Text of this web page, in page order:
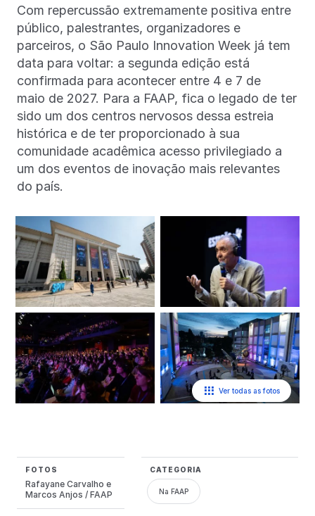
Com repercussão extremamente positiva entre
público, palestrantes, organizadores e
parceiros, o São Paulo Innovation Week já tem
data para voltar: a segunda edição está
confirmada para acontecer entre 4 e 7 de
maio de 2027. Para a FAAP, fica o legado de ter
sido um dos centros nervosos dessa estreia
histórica e de ter proporcionado à sua
comunidade acadêmica acesso privilegiado a
um dos eventos de inovação mais relevantes
do país.
Ver todas as fotos
FOTOS
Rafayane Carvalho e
Marcos Anjos / FAAP
CATEGORIA
Na FAAP